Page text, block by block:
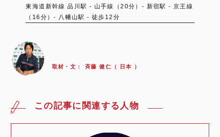
東海道新幹線 品川駅 - 山手線（20分）- 新宿駅 - 京王線
（16分）- 八幡山駅 - 徒歩12分
取材・文： 斉藤 健仁（ 日本 ）
この記事に関連する人物